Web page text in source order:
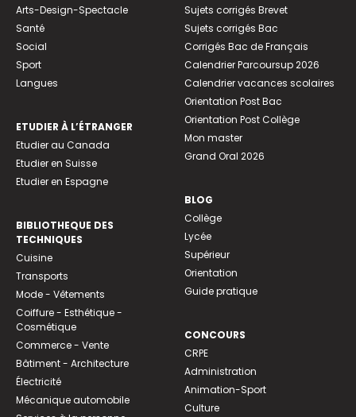
Arts-Design-Spectacle
Santé
Social
Sport
Langues
ETUDIER À L’ÉTRANGER
Etudier au Canada
Etudier en Suisse
Etudier en Espagne
BIBLIOTHEQUE DES
TECHNIQUES
Cuisine
Transports
Mode - Vêtements
Coiffure - Esthétique -
Cosmétique
Commerce - Vente
Bâtiment - Architecture
Électricité
Mécanique automobile
Sujets corrigés Brevet
Sujets corrigés Bac
Corrigés Bac de Français
Calendrier Parcoursup 2026
Calendrier vacances scolaires
Orientation Post Bac
Orientation Post Collège
Mon master
Grand Oral 2026
BLOG
Collège
Lycée
Supérieur
Orientation
Guide pratique
CONCOURS
CRPE
Administration
Animation-Sport
Culture